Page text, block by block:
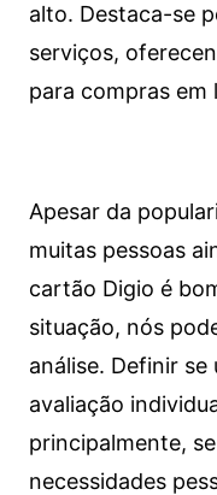
alto. Destaca-se
serviços,
para compras em
Apesar da
muitas pessoas
cartão Digio é
situação, nós
análise. Definir
avaliação
principalmente,
necessidades